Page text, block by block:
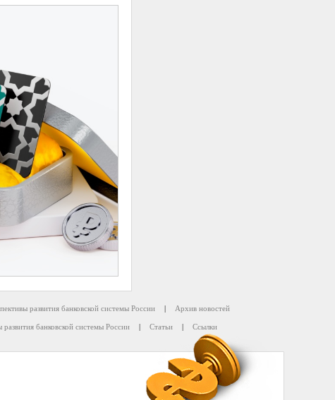
развития банковской системы России | Архив новостей
развития банковской системы России | Статьи | Ссылки